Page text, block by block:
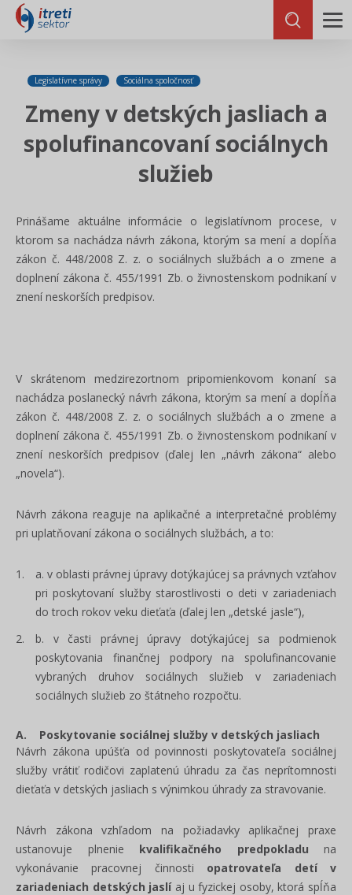
Legislatívne správy Sociálna spoločnosť
Zmeny v detských jasliach a
spolufinancovaní sociálnych
služieb
Prinášame aktuálne informácie o legislatívnom procese, v
ktorom sa nachádza návrh zákona, ktorým sa mení a dopĺňa
zákon č. 448/2008 Z. z. o sociálnych službách a o zmene a
doplnení zákona č. 455/1991 Zb. o živnostenskom podnikaní v
znení neskorších predpisov.
V skrátenom medzirezortnom pripomienkovom konaní sa
nachádza poslanecký návrh zákona, ktorým sa mení a dopĺňa
zákon č. 448/2008 Z. z. o sociálnych službách a o zmene a
doplnení zákona č. 455/1991 Zb. o živnostenskom podnikaní v
znení neskorších predpisov (ďalej len „návrh zákona“ alebo
„novela“).
Návrh zákona reaguje na aplikačné a interpretačné problémy
pri uplatňovaní zákona o sociálnych službách, a to:
v oblasti právnej úpravy dotýkajúcej sa právnych vzťahov
pri poskytovaní služby starostlivosti o deti v zariadeniach
do troch rokov veku dieťaťa (ďalej len „detské jasle“),
v časti právnej úpravy dotýkajúcej sa podmienok
poskytovania finančnej podpory na spolufinancovanie
vybraných druhov sociálnych služieb v zariadeniach
sociálnych služieb zo štátneho rozpočtu.
A. Poskytovanie sociálnej služby v detských jasliach
Návrh zákona upúšťa od povinnosti poskytovateľa sociálnej
služby vrátiť rodičovi zaplatenú úhradu za čas neprítomnosti
dieťaťa v detských jasliach s výnimkou úhrady za stravovanie.
Návrh zákona vzhľadom na požiadavky aplikačnej praxe
ustanovuje plnenie kvalifikačného predpokladu na
vykonávanie pracovnej činnosti opatrovateľa detí v
zariadeniach detských jaslíaj u fyzickej osoby, ktorá spĺňa